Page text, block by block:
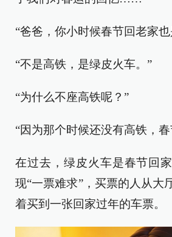
“爸爸，你小时候春节回老家
“不是高铁，是绿皮火车。”
“为什么不座高铁呢？”
“因为那个时候还没有高铁，
在过去，绿皮火车是春节回
现“一票难求”，买票的人从大
着买到一张回家过年的车票。